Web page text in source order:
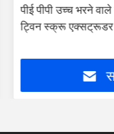
पीई पीपी उच्च भरने
ट्विन स्क्रू एक्सट्रूडर